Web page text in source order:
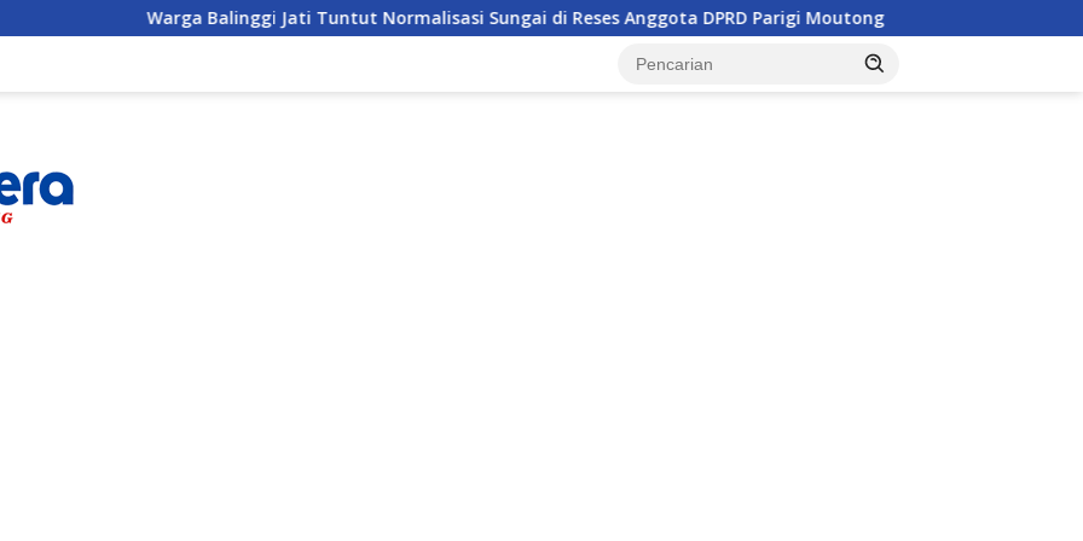
Warga Balinggi Jati Tuntut Normalisasi Sungai di Reses Anggota DPRD Parigi Moutong Penghulu di Parigi